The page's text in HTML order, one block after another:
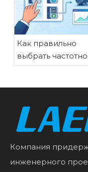
Как правильно
выбрать
регулируемый
Компания
инженерного